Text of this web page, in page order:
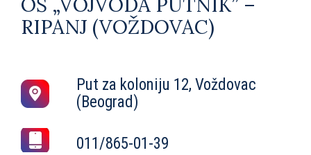
RIPANJ (VOŽDOVAC)
Put za koloniju 12, Voždovac
(Beograd)
011/865-01-39